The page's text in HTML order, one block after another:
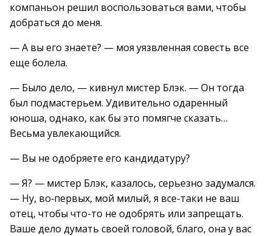
компаньон решил воспользоваться вами, чтобы
добраться до меня.
— А вы его знаете? — моя уязвленная совесть все
еще болела.
— Было дело, — кивнул мистер Блэк. — Он тогда
был подмастерьем. Удивительно одаренный
юноша, однако, как бы это помягче сказать…
Весьма увлекающийся.
— Вы не одобряете его кандидатуру?
— Я? — мистер Блэк, казалось, серьезно задумался.
— Ну, во‐первых, мой милый, я все-таки не ваш
отец, чтобы что-то не одобрять или запрещать.
Ваше дело думать своей головой, благо, она у вас